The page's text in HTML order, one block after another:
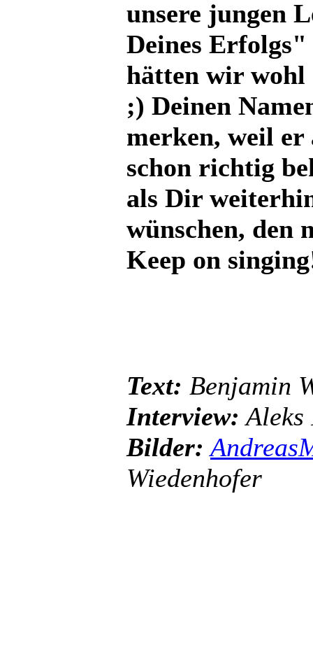
unsere jungen
Deines
hätten wir wohl
;) Deinen
merken, weil er
schon richtig
als Dir
wünschen, den
Keep on
Text: Benjamin
Interview: Aleks
Bilder:
Wiedenhofer